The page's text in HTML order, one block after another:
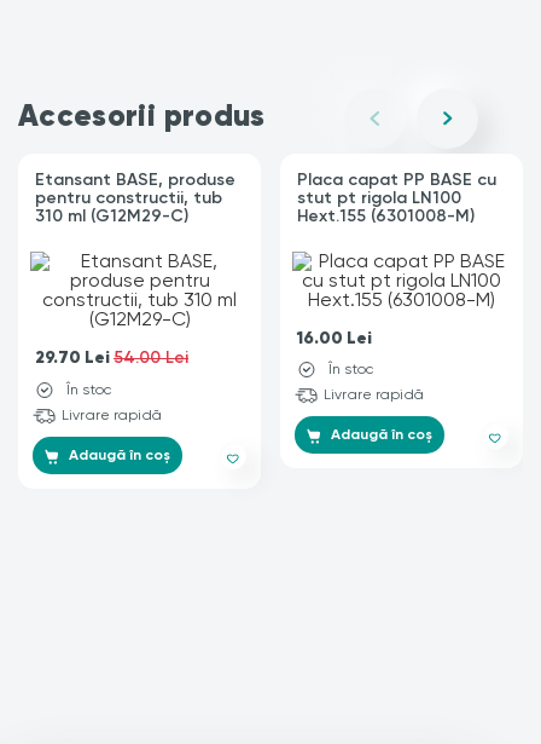
Accesorii produs
Etansant BASE, produse
pentru constructii, tub
310 ml (G12M29-C)
29.70 Lei54.00 Lei
În stoc
Livrare rapidă
Adaugă în coș
Placa capat PP BASE cu
stut pt rigola LN100
Hext.155 (6301008-M)
16.00 Lei
În stoc
Livrare rapidă
Adaugă în coș